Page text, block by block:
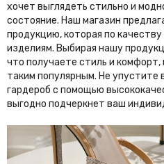
Mandelli
Marc Jacobs
Max Mara
Messika
Missoni
Moncler
Moschino
хочет выглядеть стильно и
состояние. Наш магазин
продукцию, которая по
изделиям. Выбирая нашу
что получаете стиль и
таким популярным. Не упустите
гардероб с помощью
выгодно подчеркнет ваш